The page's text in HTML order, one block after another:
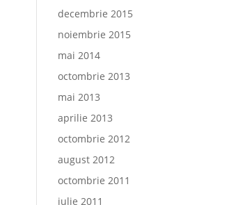
decembrie 2015
noiembrie 2015
mai 2014
octombrie 2013
mai 2013
aprilie 2013
octombrie 2012
august 2012
octombrie 2011
iulie 2011